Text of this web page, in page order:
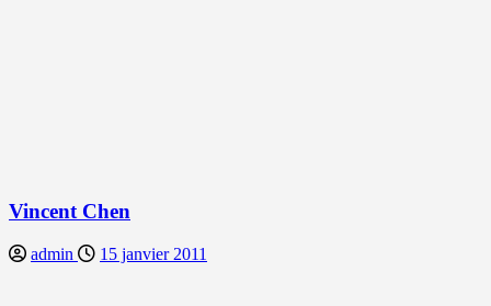
Vincent Chen
admin 15 janvier 2011